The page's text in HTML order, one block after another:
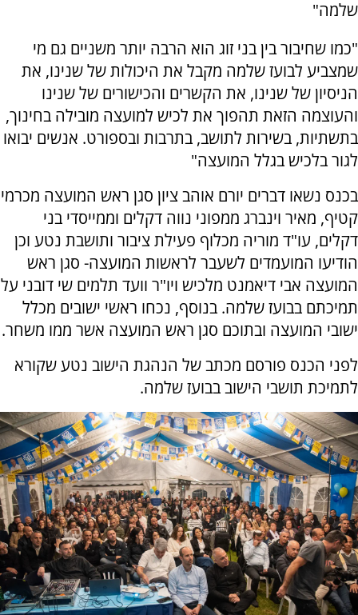
שלמה"
"כמו שחיבור בין בני זוג הוא הרבה יותר משניים גם מי
שמצביע לבועז שלמה מקבל את היכולות של שנינו, את
הניסיון של שנינו, את הקשרים והכישורים של שנינו
והעוצמה הזאת תהפוך את לכיש למועצה מובילה בחינוך,
בתשתיות, בשירות לתושב, בתרבות ובספורט. אנשים יבואו
לגור בלכיש בגלל המועצה"
בכנס נשאו דברים יורם אוהב ציון סגן ראש המועצה מכרמי
קטיף, מאיר וינברג ממפוני נווה דקלים וממייסדי בני
דקלים, עו"ד מוריה מכלוף פעילת ציבור ותושבת נטע וכן
הודיעו המועמדים לשעבר לראשות המועצה- סגן ראש
המועצה אבי דיאמנט מלכיש ויו"ר וועד תלמים שי דובני על
תמיכתם בבועז שלמה. בנוסף, נכחו ראשי ישובים מכלל
ישובי המועצה ובתוכם סגן ראש המועצה אשר ממו משחר.
לפני הכנס פורסם מכתב של הנהגת הישוב נטע שקורא
לתמיכת תושבי הישוב בבועז שלמה.